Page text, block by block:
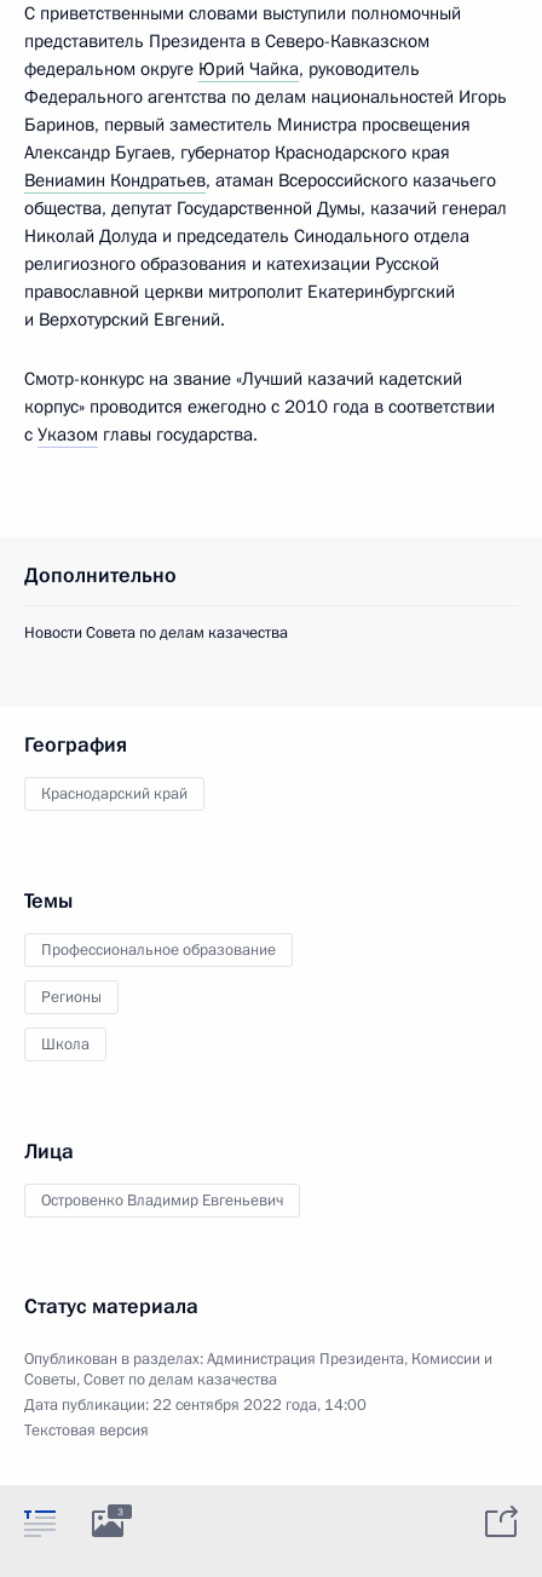
С приветственными словами выступили полномочный
представитель Президента в Северо-Кавказском
федеральном округе Юрий Чайка, руководитель
Федерального агентства по делам национальностей Игорь
Баринов, первый заместитель Министра просвещения
Александр Бугаев, губернатор Краснодарского края
Вениамин Кондратьев, атаман Всероссийского казачьего
общества, депутат Государственной Думы, казачий генерал
Николай Долуда и председатель Синодального отдела
религиозного образования и катехизации Русской
православной церкви митрополит Екатеринбургский
и Верхотурский Евгений.
Смотр-конкурс на звание «Лучший казачий кадетский
корпус» проводится ежегодно с 2010 года в соответствии
с Указом главы государства.
Дополнительно
Новости Совета по делам казачества
География
Краснодарский край
Темы
Профессиональное образование
Регионы
Школа
Лица
Островенко Владимир Евгеньевич
Статус материала
Опубликован в разделах:Администрация Президента, Комиссии и
Советы,Совет по делам казачества
Дата публикации:22 сентября 2022 года, 14:00
Текстовая версия
3